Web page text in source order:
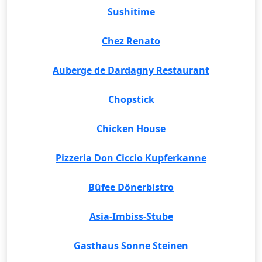
Sushitime
Chez Renato
Auberge de Dardagny Restaurant
Chopstick
Chicken House
Pizzeria Don Ciccio Kupferkanne
Büfee Dönerbistro
Asia-Imbiss-Stube
Gasthaus Sonne Steinen